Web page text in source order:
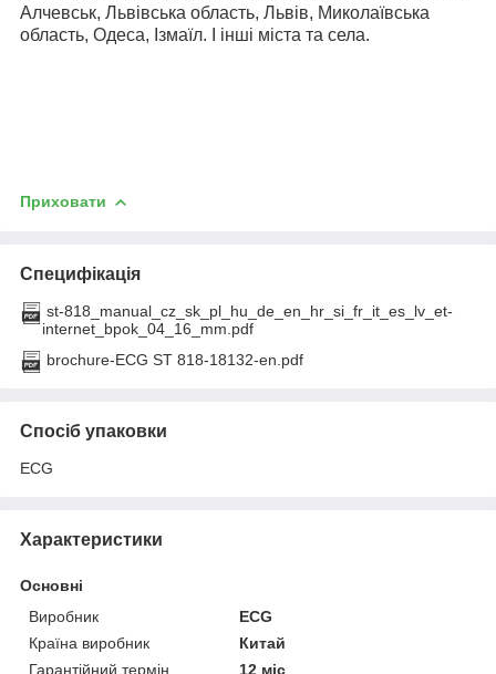
Алчевськ, Львівська область, Львів, Миколаївська
область, Одеса, Ізмаїл. І інші міста та села.
Приховати
Специфікація
st-818_manual_cz_sk_pl_hu_de_en_hr_si_fr_it_es_lv_et-
internet_bpok_04_16_mm.pdf
brochure-ECG ST 818-18132-en.pdf
Спосіб упаковки
ECG
Характеристики
Основні
Виробник
ECG
Країна виробник
Китай
Гарантійний термін
12 міс